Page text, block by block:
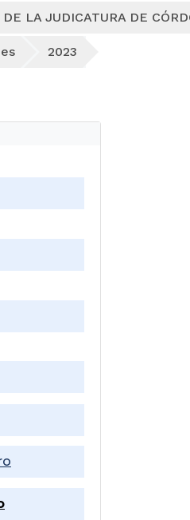
LA JUDICATURA DE
2023